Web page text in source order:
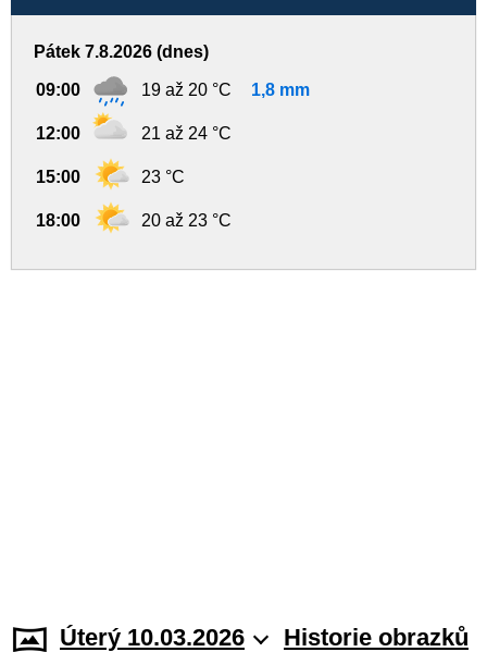
Pátek 7.8.2026 (dnes)
09:00 19 až 20 °C 1,8 mm
12:00 21 až 24 °C
15:00 23 °C
18:00 20 až 23 °C
Úterý 10.03.2026 Historie obrazků